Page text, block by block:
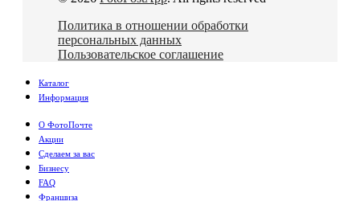
Политика в отношении обработки
персональных данных
Пользовательское соглашение
Каталог
Информация
О ФотоПочте
Акции
Сделаем за вас
Бизнесу
FAQ
Франшиза